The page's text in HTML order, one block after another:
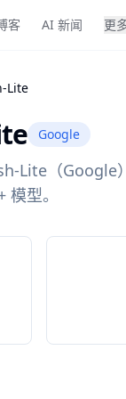
客 AI 新闻 更
Lite
Google
Lite（
型。